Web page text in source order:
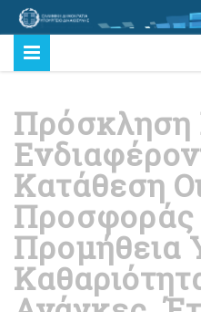
Κατάθεση
Προσφοράς
Προμήθεια